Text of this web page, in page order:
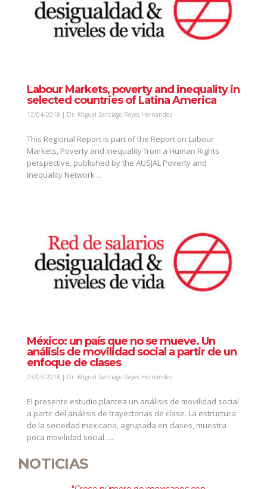
Labour Markets, poverty and inequality in
selected countries of Latina America
12/04/2018 | Dr. Miguel Santiago Reyes Hernández
This Regional Report is part of the Report on Labour
Markets, Poverty and Inequality from a Human Rights
perspective, published by the AUSJAL Poverty and
Inequality Network ...
México: un país que no se mueve. Un
análisis de movilidad social a partir de un
enfoque de clases
23/03/2018 | Dr. Miguel Santiago Reyes Hernández
El presente estudio plantea un análisis de movilidad social
a partir del análisis de trayectorias de clase. La estructura
de la sociedad mexicana, agrupada en clases, muestra
poca movilidad social. ...
NOTICIAS